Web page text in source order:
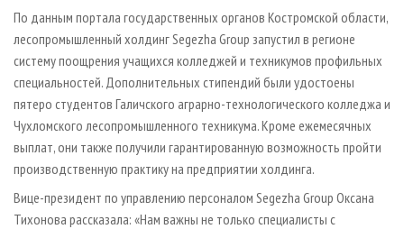
ПРОИЗВОДСТВО ДРЕВЕСНЫХ ПЛИТ
ДЕРЕВЯННОЕ ДОМОСТРОЕНИЕ
ПРОИЗВОДСТВО МЕБЕЛИ
БИОЭНЕРГЕТИКА
ЦБП
ИНСТРУМЕНТ И МАТЕРИАЛЫ
МОБИЛЬНЫЕ ВЫСТАВКИ
ОФИЦИАЛЬНЫЕ ДЕЛЕГАЦИИ
ПРИОРИТЕТНЫЕ ИНВЕСТПРОЕКТЫ
RUSSIAN FORESTRY REVIEW
ГАЗЕТА ЛЕСПРОМФОРУМ
БИБЛИОТЕКА СПЕЦИАЛИСТА
РЕКЛАМА НА САЙТЕ
По данным портала государственных органов Костромской области,
лесопромышленный холдинг Segezha Group запустил в регионе
систему поощрения учащихся колледжей и техникумов профильных
специальностей. Дополнительных стипендий были удостоены
пятеро студентов Галичского аграрно-технологического колледжа и
Чухломского лесопромышленного техникума. Кроме ежемесячных
выплат, они также получили гарантированную возможность пройти
производственную практику на предприятии холдинга.
Вице-президент по управлению персоналом Segezha Group Оксана
Тихонова рассказала: «Нам важны не только специалисты с